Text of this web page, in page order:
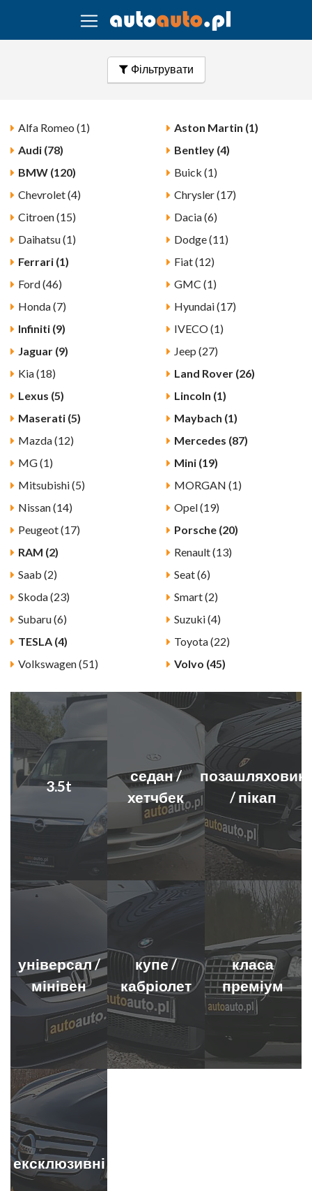
Фільтрувати
Alfa Romeo (1)
Aston Martin (1)
Audi (78)
Bentley (4)
BMW (120)
Buick (1)
Chevrolet (4)
Chrysler (17)
Citroen (15)
Dacia (6)
Daihatsu (1)
Dodge (11)
Ferrari (1)
Fiat (12)
Ford (46)
GMC (1)
Honda (7)
Hyundai (17)
Infiniti (9)
IVECO (1)
Jaguar (9)
Jeep (27)
Kia (18)
Land Rover (26)
Lexus (5)
Lincoln (1)
Maserati (5)
Maybach (1)
Mazda (12)
Mercedes (87)
MG (1)
Mini (19)
Mitsubishi (5)
MORGAN (1)
Nissan (14)
Opel (19)
Peugeot (17)
Porsche (20)
RAM (2)
Renault (13)
Saab (2)
Seat (6)
Skoda (23)
Smart (2)
Subaru (6)
Suzuki (4)
TESLA (4)
Toyota (22)
Volkswagen (51)
Volvo (45)
3.5t
седан /
хетчбек
позашляховик
/ пікап
універсал /
мінівен
купе /
кабріолет
класа
преміум
ексклюзивні